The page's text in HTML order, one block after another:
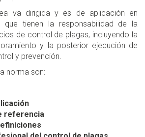
va dirigida y es de aplicación en
que tienen la responsabilidad de la
de control de plagas, incluyendo la
y la posterior ejecución de
y prevención.
norma son:
referencia